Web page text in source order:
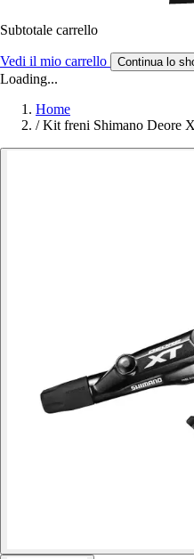
Subtotale carrello
Vedi il mio carrello Continua lo
Loading...
Home
/ Kit freni Shimano Deore